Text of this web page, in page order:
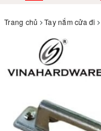
Trang chủ Tay nắm cửa đi